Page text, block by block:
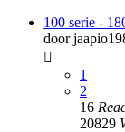
100 serie -
door
1
2
16
20829